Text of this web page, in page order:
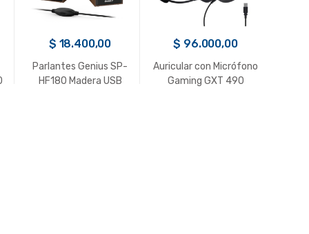
$ 18.400,00
Parlantes Genius SP-
HF180 Madera USB
$ 96.000,00
Auricular con Micrófono
Gaming GXT 490